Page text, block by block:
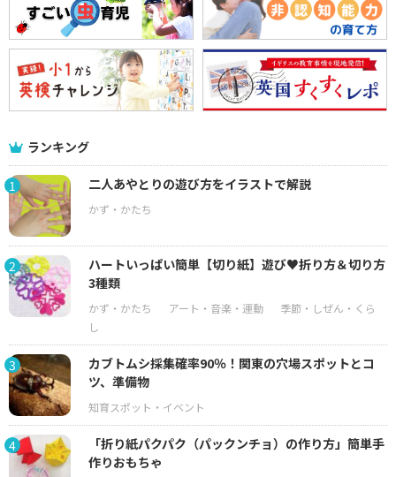
ランキング
1 二人あやとりの遊び方をイラストで解説
2
ハートいっぱい簡単【切り紙】遊び♥折り方＆切り方
3種類
3
カブトムシ採集確率90％！関東の穴場スポットとコ
ツ、準備物
4
「折り紙パクパク（パックンチョ）の作り方」簡単手
作りおもちゃ